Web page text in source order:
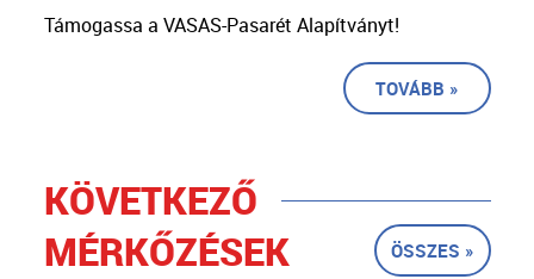
Támogassa a VASAS-Pasarét Alapítványt!
TOVÁBB »
KÖVETKEZŐ
MÉRKŐZÉSEK
ÖSSZES »